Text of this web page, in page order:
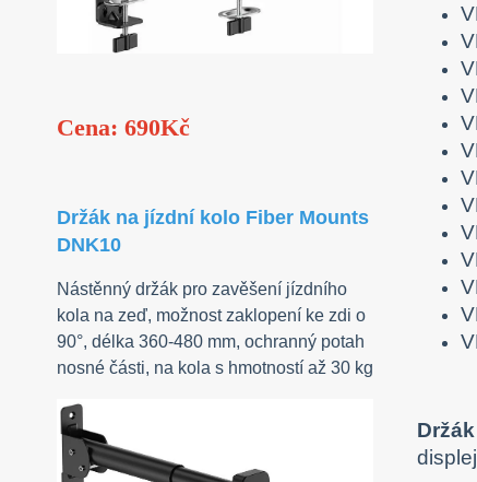
Cena: 690Kč
Držák na jízdní kolo Fiber Mounts
DNK10
Nástěnný držák pro zavěšení jízdního
kola na zeď, možnost zaklopení ke zdi o
90°, délka 360-480 mm, ochranný potah
nosné části, na kola s hmotností až 30 kg